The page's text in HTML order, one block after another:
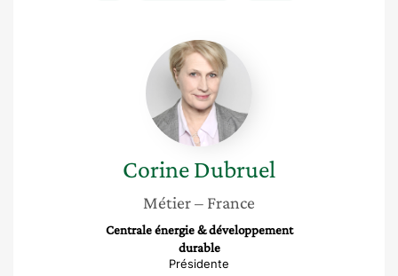
Corine
Dubruel
CorineDubruel
Métier– France
Centrale énergie & développement
durable
Présidente